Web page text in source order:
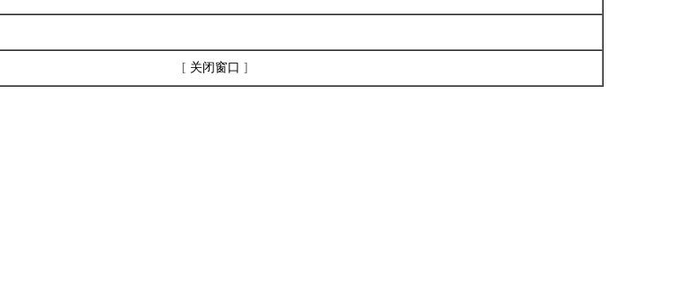
[ 关闭窗口 ]